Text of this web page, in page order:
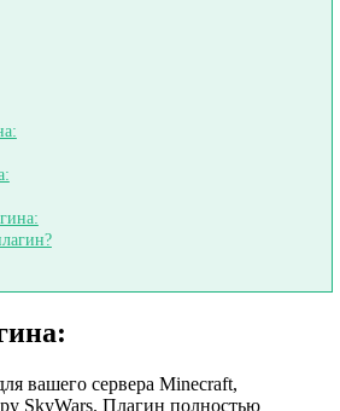
вашего сервера Minecraft,
SkyWars. Плагин полностью